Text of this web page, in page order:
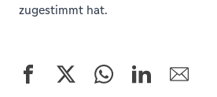
zugestimmt hat.